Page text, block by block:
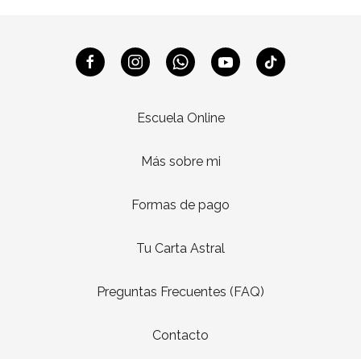
Escuela Online
Más sobre mi
Formas de pago
Tu Carta Astral
Preguntas Frecuentes (FAQ)
Contacto